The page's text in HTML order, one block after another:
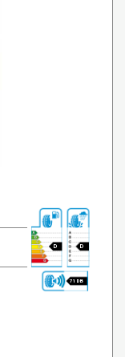
D D
71 DB